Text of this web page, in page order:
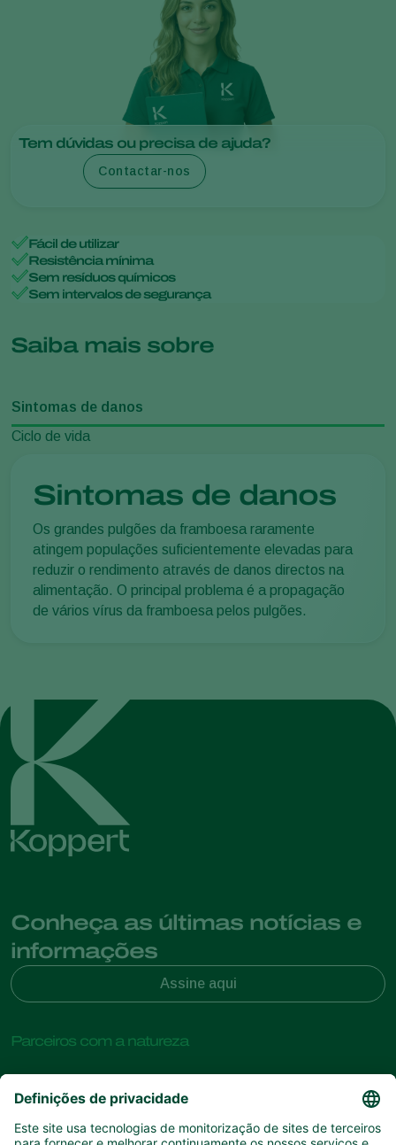
Tem dúvidas ou precisa de ajuda?
Contactar-nos
Fácil de utilizar
Resistência mínima
Sem resíduos químicos
Sem intervalos de segurança
Saiba mais sobre
Sintomas de danos
Ciclo de vida
Sintomas de danos
Os grandes pulgões da framboesa raramente
atingem populações suficientemente elevadas para
reduzir o rendimento através de danos directos na
alimentação. O principal problema é a propagação
de vários vírus da framboesa pelos pulgões.
Conheça as últimas notícias e
informações
Assine aqui
Parceiros com a natureza
Insectos predadores
Vespas Parasitoides
Sobre a Koppert
Sobre a Koppert